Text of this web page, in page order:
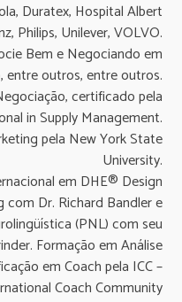
Duratex, Hospital Albert
Philips, Unilever, VOLVO.
Bem e Negociando em
entre outros, entre outros.
certificado pela
in Supply Management.
pela New York State
University.
em DHE® Design
com Dr. Richard Bandler e
(PNL) com seu
Formação em Análise
em Coach pela ICC –
Coach Community